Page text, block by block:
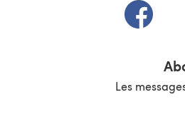
(s'ouvre
Les